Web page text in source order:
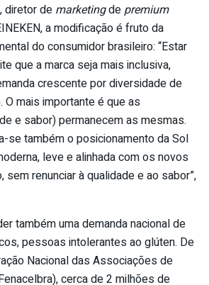
diretor de marketingde premium
a modificação é fruto da
do consumidor brasileiro: “Estar
que a marca seja mais inclusiva,
crescente por diversidade de
mais importante é que as
e sabor) permanecem as mesmas.
se também o posicionamento da Sol
leve e alinhada com os novos
renunciar à qualidade e ao sabor”,
também uma demanda nacional de
pessoas intolerantes ao glúten. De
Nacional das Associações de
cerca de 2 milhões de